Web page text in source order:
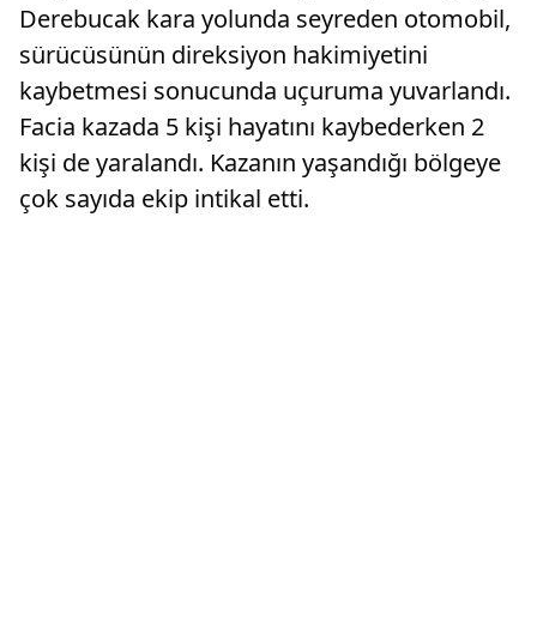
Derebucak kara yolunda seyreden otomobil,
sürücüsünün direksiyon hakimiyetini
kaybetmesi sonucunda uçuruma yuvarlandı.
Facia kazada 5 kişi hayatını kaybederken 2
kişi de yaralandı. Kazanın yaşandığı bölgeye
çok sayıda ekip intikal etti.